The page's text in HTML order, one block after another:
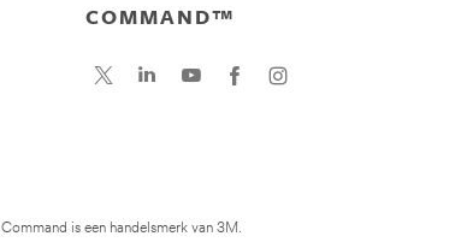
COMMAND™
Command is een handelsmerk van 3M.